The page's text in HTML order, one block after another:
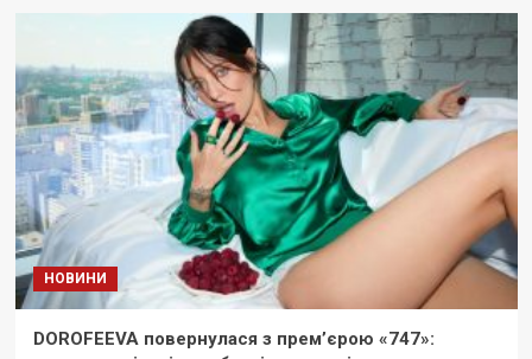
НОВИНИ
DOROFEEVA повернулася з прем’єрою «747»: